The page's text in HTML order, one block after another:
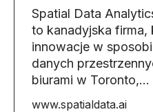
Spatial Data
to kanadyjska
innowacje w
danych
biurami w Toronto,…
www.spatialdata.ai